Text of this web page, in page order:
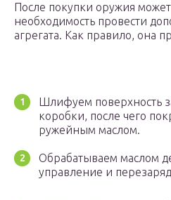
После покупки оружия
необходимость провести
агрегата. Как правило, она
Шлифуем поверхность
коробки, после чего
ружейным маслом.
Обрабатываем маслом
управление и